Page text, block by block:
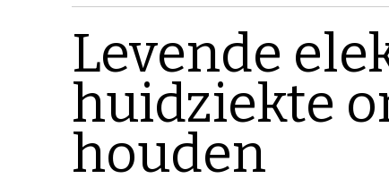
Levende
huidziekte
houden